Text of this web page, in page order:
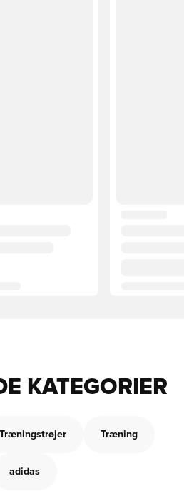
KATEGORIER
Træningstrøjer Træning
adidas